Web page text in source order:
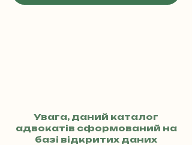
Увага, даний каталог
адвокатів сформований на
базі відкритих даних